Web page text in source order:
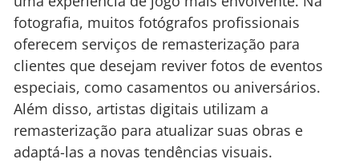
fotografia, muitos fotógrafos profissionais
oferecem serviços de remasterização para
clientes que desejam reviver fotos de eventos
especiais, como casamentos ou aniversários.
Além disso, artistas digitais utilizam a
remasterização para atualizar suas obras e
adaptá-las a novas tendências visuais.